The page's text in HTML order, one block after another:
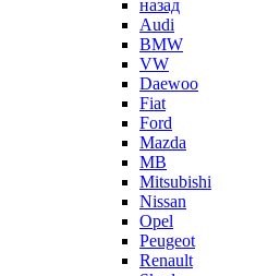
назад
Audi
BMW
VW
Daewoo
Fiat
Ford
Mazda
MB
Mitsubishi
Nissan
Opel
Peugeot
Renault